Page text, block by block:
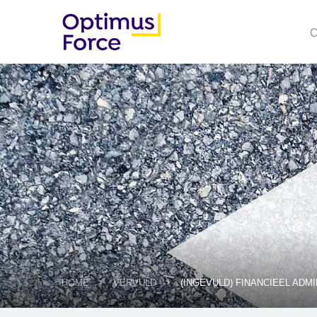
HOME VERVULD (INGEVULD) FINANCIEEL